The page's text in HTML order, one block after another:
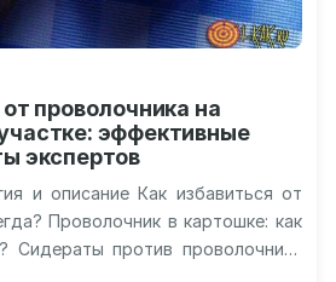
проволочника на
эффективные
экспертов
и описание Как избавиться от
Проволочник в картошке: как
Сидераты против проволочника